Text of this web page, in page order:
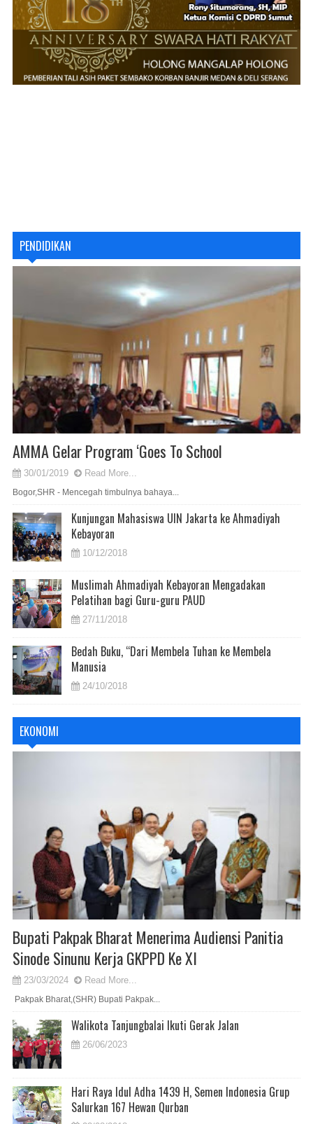
PENDIDIKAN
AMMA Gelar Program ‘Goes To School
30/01/2019 Read More...
Bogor,SHR - Mencegah timbulnya bahaya...
Kunjungan Mahasiswa UIN Jakarta ke Ahmadiyah
Kebayoran
10/12/2018
Muslimah Ahmadiyah Kebayoran Mengadakan
Pelatihan bagi Guru-guru PAUD
27/11/2018
Bedah Buku, “Dari Membela Tuhan ke Membela
Manusia
24/10/2018
EKONOMI
Bupati Pakpak Bharat Menerima Audiensi Panitia
Sinode Sinunu Kerja GKPPD Ke XI
23/03/2024 Read More...
Pakpak Bharat,(SHR) Bupati Pakpak...
Walikota Tanjungbalai Ikuti Gerak Jalan
26/06/2023
Hari Raya Idul Adha 1439 H, Semen Indonesia Grup
Salurkan 167 Hewan Qurban